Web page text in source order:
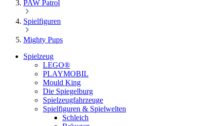
PAW Patrol
Spielfiguren
Mighty Pups
Spielzeug
LEGO®
PLAYMOBIL
Mould King
Die Spiegelburg
Spielzeugfahrzeuge
Spielfiguren & Spielwelten
Schleich